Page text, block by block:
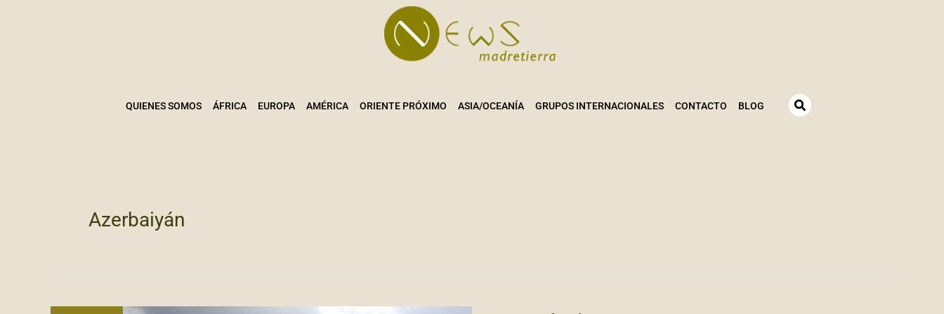
QUIENES SOMOS ÁFRICA EUROPA AMÉRICA ORIENTE PRÓXIMO ASIA/OCEANÍA GRUPOS INTERNACIONALES CONTACTO BLOG
Azerbaiyán
AZERBAIYAN